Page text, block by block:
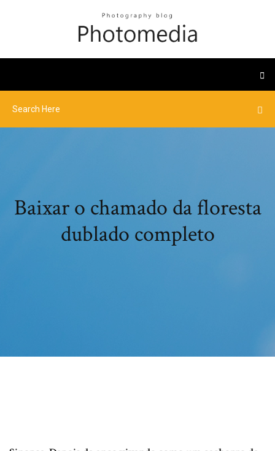
Baixar o chamado da floresta
dublado completo